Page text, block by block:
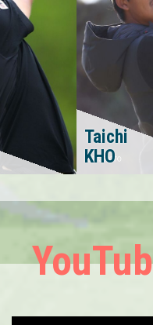
Taichi
KHO